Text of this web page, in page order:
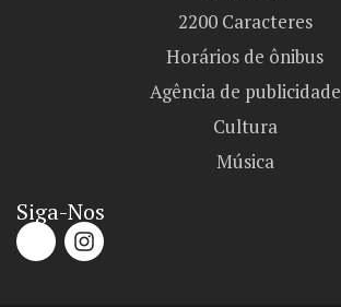
2200 Caracteres
Horários de ônibus
Agência de publicidade
Cultura
Música
Siga-Nos